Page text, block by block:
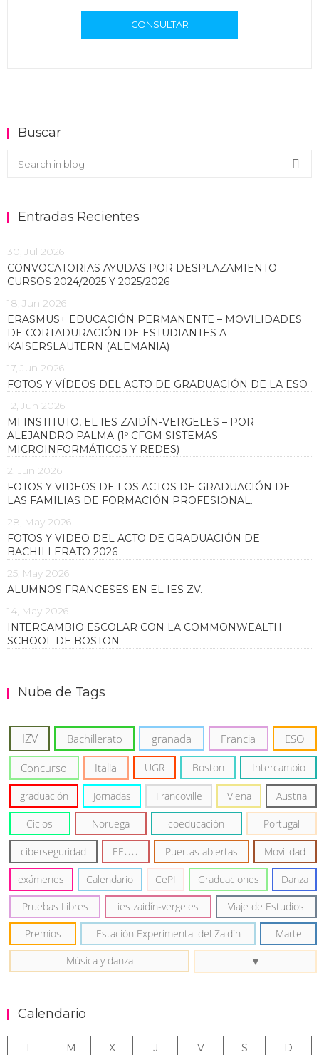
CONSULTAR
Buscar
Buscar en el blog
Entradas Recientes
30, Jul 2026
CONVOCATORIAS AYUDAS POR DESPLAZAMIENTO
CURSOS 2024/2025 Y 2025/2026
18, Jun 2026
ERASMUS+ EDUCACIÓN PERMANENTE – MOVILIDADES
DE CORTADURACIÓN DE ESTUDIANTES A
KAISERSLAUTERN (ALEMANIA)
17, Jun 2026
FOTOS Y VÍDEOS DEL ACTO DE GRADUACIÓN DE LA ESO
12, Jun 2026
MI INSTITUTO, EL IES ZAIDÍN-VERGELES – POR
ALEJANDRO PALMA (1º CFGM SISTEMAS
MICROINFORMÁTICOS Y REDES)
2, Jun 2026
FOTOS Y VIDEOS DE LOS ACTOS DE GRADUACIÓN DE
LAS FAMILIAS DE FORMACIÓN PROFESIONAL.
28, May 2026
FOTOS Y VIDEO DEL ACTO DE GRADUACIÓN DE
BACHILLERATO 2026
25, May 2026
ALUMNOS FRANCESES EN EL IES ZV.
14, May 2026
INTERCAMBIO ESCOLAR CON LA COMMONWEALTH
SCHOOL DE BOSTON
Nube de Tags
IZV Bachillerato granada Francia ESO
Concurso Italia UGR Boston Intercambio
graduación Jornadas Francoville Viena Austria
Ciclos Noruega coeducación Portugal
ciberseguridad EEUU Puertas abiertas Movilidad
exámenes Calendario CePI Graduaciones Danza
Pruebas Libres ies zaidín-vergeles Viaje de Estudios
Premios Estación Experimental del Zaidín Marte
Música y danza
Calendario
L M X J V S D